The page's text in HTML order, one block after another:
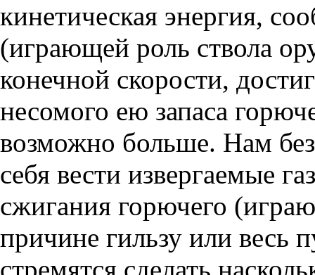
кинетическая энергия,
(играющей роль ствола
конечной скорости,
несомого ею запаса
возможно больше. Нам
себя вести извергаемые
сжигания горючего
причине гильзу или весь